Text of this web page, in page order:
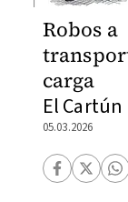
Robos a
carga
El Cartún
05.03.2026